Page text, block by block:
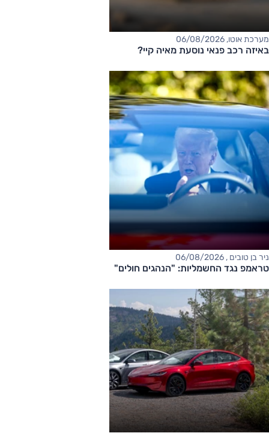
מערכת אוטו, 06/08/2026
באיזה רכב פנאי נוסעת מאיה קיי?
ניר בן טובים , 06/08/2026
טראמפ נגד החשמליות: "הנהגים חולים"